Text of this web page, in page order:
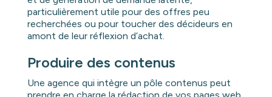
particulièrement utile pour des offres peu
recherchées ou pour toucher des décideurs en
amont de leur réflexion d’achat.
Produire des contenus
Une agence qui intègre un pôle contenus peut